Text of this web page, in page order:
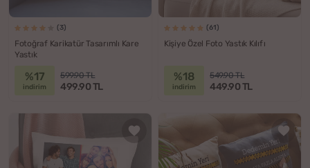
(3)
Fotoğraf Karikatür Tasarımlı Kare
Yastık
%17
indirim
599.90 TL
499.90 TL
(61)
Kişiye Özel Foto Yastık Kılıfı
%18
indirim
549.90 TL
449.90 TL